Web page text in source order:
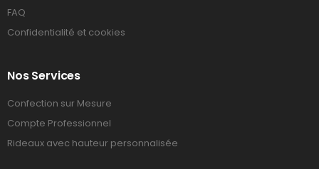
FAQ
Confidentialité et cookies
Nos Services
Confection sur Mesure
Compte Professionnel
Rideaux avec hauteur personnalisée